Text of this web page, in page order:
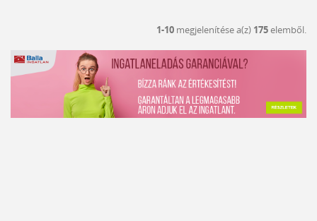
1-10 megjelenítése a(z) 175elemből.